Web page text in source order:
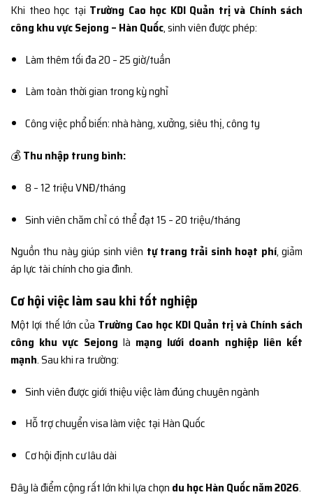
Khi theo học tại Trường Cao học KDI Quản trị và Chính sách
công khu vực Sejong – Hàn Quốc, sinh viên được phép:
Làm thêm tối đa 20 – 25 giờ/tuần
Làm toàn thời gian trong kỳ nghỉ
Công việc phổ biến: nhà hàng, xưởng, siêu thị, công ty
💰Thu nhập trung bình:
8 – 12 triệu VNĐ/tháng
Sinh viên chăm chỉ có thể đạt 15 – 20 triệu/tháng
Nguồn thu này giúp sinh viên tự trang trải sinh hoạt phí, giảm
áp lực tài chính cho gia đình.
Cơ hội việc làm sau khi tốt nghiệp
Một lợi thế lớn của Trường Cao học KDI Quản trị và Chính sách
công khu vực Sejong là mạng lưới doanh nghiệp liên kết
mạnh. Sau khi ra trường:
Sinh viên được giới thiệu việc làm đúng chuyên ngành
Hỗ trợ chuyển visa làm việc tại Hàn Quốc
Cơ hội định cư lâu dài
Đây là điểm cộng rất lớn khi lựa chọn du học Hàn Quốc năm 2026.